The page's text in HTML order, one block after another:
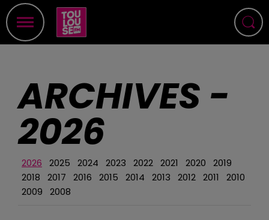
ARCHIVES -
2026
2026 2025 2024 2023 2022 2021 2020
2019
2018
2017 2016 2015 2014 2013 2012 2011
2010
2009
2008